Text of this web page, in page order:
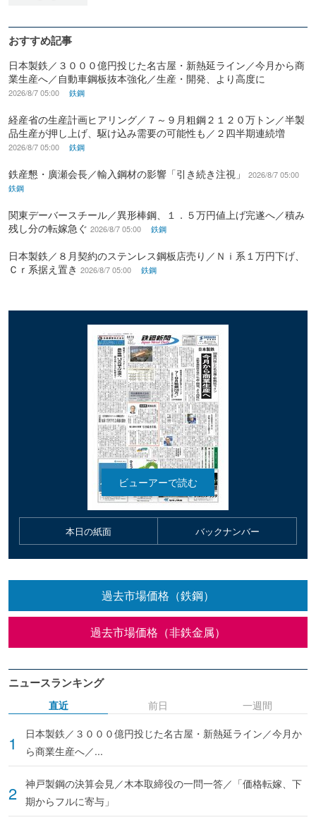
おすすめ記事
日本製鉄／３０００億円投じた名古屋・新熱延ライン／今月から商
業生産へ／自動車鋼板抜本強化／生産・開発、より高度に
2026/8/7 05:00 鉄鋼
経産省の生産計画ヒアリング／７～９月粗鋼２１２０万トン／半製
品生産が押し上げ、駆け込み需要の可能性も／２四半期連続増
2026/8/7 05:00 鉄鋼
鉄産懇・廣瀬会長／輸入鋼材の影響「引き続き注視」
2026/8/7 05:00
鉄鋼
関東デーバースチール／異形棒鋼、１．５万円値上げ完遂へ／積み
残し分の転嫁急ぐ 2026/8/7 05:00 鉄鋼
日本製鉄／８月契約のステンレス鋼板店売り／Ｎｉ系１万円下げ、
Ｃｒ系据え置き 2026/8/7 05:00 鉄鋼
本日の紙面 バックナンバー
過去市場価格（鉄鋼）
過去市場価格（非鉄金属）
ニュースランキング
直近
日本製鉄／３０００億円投じた名古屋・新熱延ライン／今月か
ら商業生産へ／...
神戸製鋼の決算会見／木本取締役の一問一答／「価格転嫁、下
期からフルに寄与」
前日 一週間